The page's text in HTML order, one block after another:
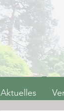
Aktuelles